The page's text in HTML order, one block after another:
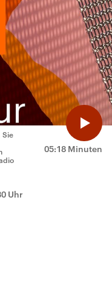
05:18 Minuten
Sie
Uhr